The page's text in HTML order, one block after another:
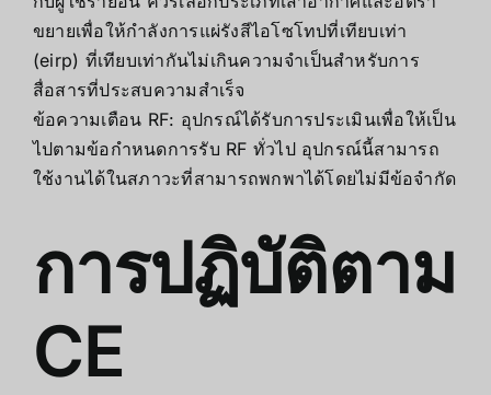
ขยายเพื่อให้กำลังการแผ่รังสีไอโซโทปที่เทียบเท่า
(eirp) ที่เทียบเท่ากันไม่เกินความจำเป็นสำหรับการ
สื่อสารที่ประสบความสำเร็จ
ข้อความเตือน RF: อุปกรณ์ได้รับการประเมินเพื่อให้เป็น
ไปตามข้อกำหนดการรับ RF ทั่วไป อุปกรณ์นี้สามารถ
ใช้งานได้ในสภาวะที่สามารถพกพาได้โดยไม่มีข้อจำกัด
การปฏิบัติตาม
CE